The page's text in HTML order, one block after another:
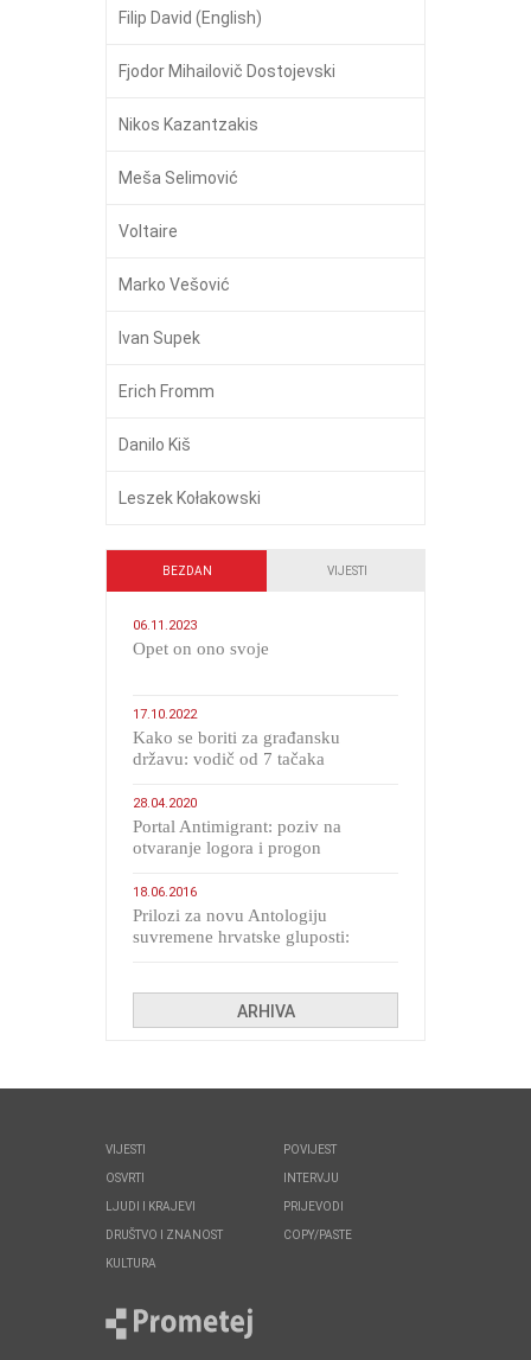
Filip David (English)
Fjodor Mihailovič Dostojevski
Nikos Kazantzakis
Meša Selimović
Voltaire
Marko Vešović
Ivan Supek
Erich Fromm
Danilo Kiš
Leszek Kołakowski
BEZDAN VIJESTI
06.11.2023
​Opet on ono svoje
17.10.2022
Kako se boriti za građansku
državu: vodič od 7 tačaka
28.04.2020
Portal Antimigrant: poziv na
otvaranje logora i progon
18.06.2016
Prilozi za novu Antologiju
suvremene hrvatske gluposti:
ARHIVA
VIJESTI
OSVRTI
LJUDI I KRAJEVI
DRUŠTVO I ZNANOST
KULTURA
POVIJEST
INTERVJU
PRIJEVODI
COPY/PASTE